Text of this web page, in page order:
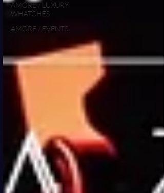
AMORE / LUXURY
WHATCHES
AMORE / EVENTS